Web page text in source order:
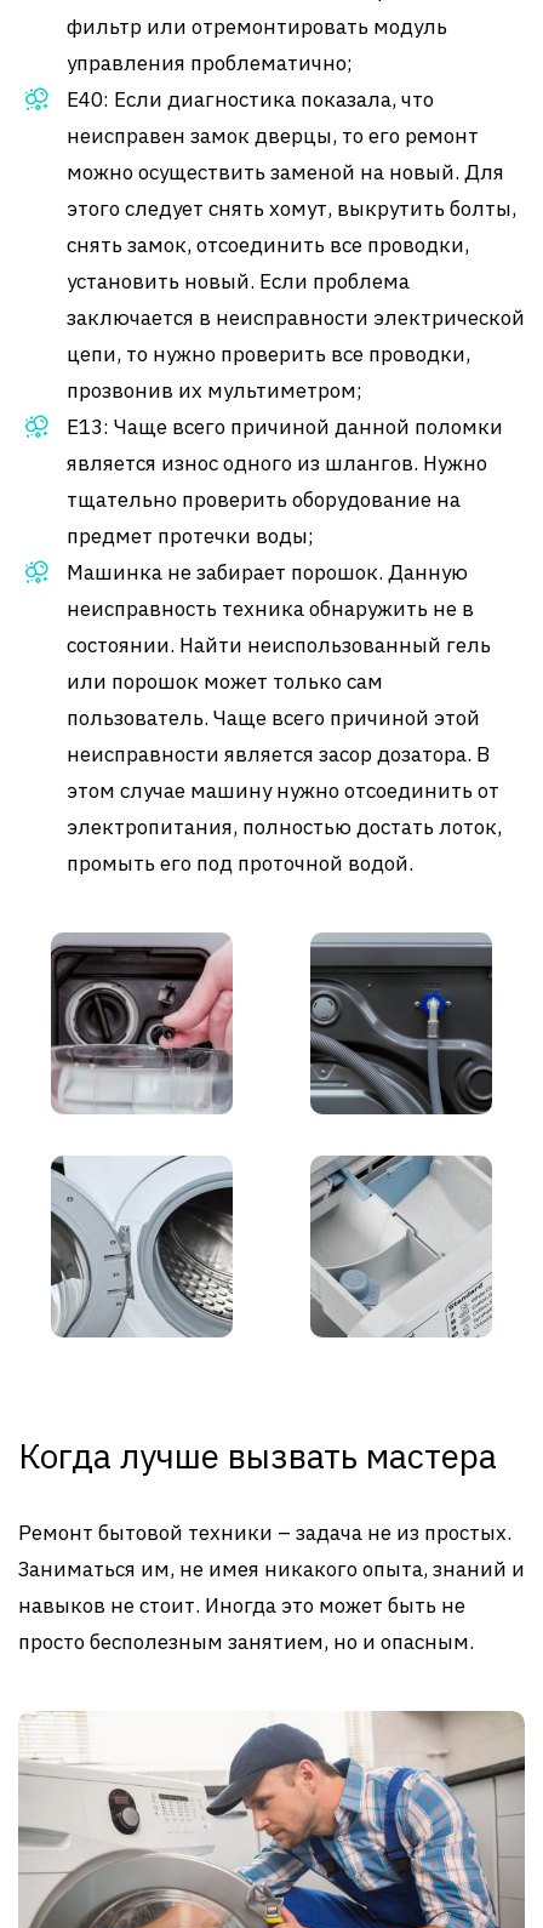
фильтр или отремонтировать модуль
управления проблематично;
Е40: Если диагностика показала, что
неисправен замок дверцы, то его ремонт
можно осуществить заменой на новый. Для
этого следует снять хомут, выкрутить болты,
снять замок, отсоединить все проводки,
установить новый. Если проблема
заключается в неисправности электрической
цепи, то нужно проверить все проводки,
прозвонив их мультиметром;
Е13: Чаще всего причиной данной поломки
является износ одного из шлангов. Нужно
тщательно проверить оборудование на
предмет протечки воды;
Машинка не забирает порошок. Данную
неисправность техника обнаружить не в
состоянии. Найти неиспользованный гель
или порошок может только сам
пользователь. Чаще всего причиной этой
неисправности является засор дозатора. В
этом случае машину нужно отсоединить от
электропитания, полностью достать лоток,
промыть его под проточной водой.
Когда лучше вызвать мастера
Ремонт бытовой техники – задача не из простых.
Заниматься им, не имея никакого опыта, знаний и
навыков не стоит. Иногда это может быть не
просто бесполезным занятием, но и опасным.